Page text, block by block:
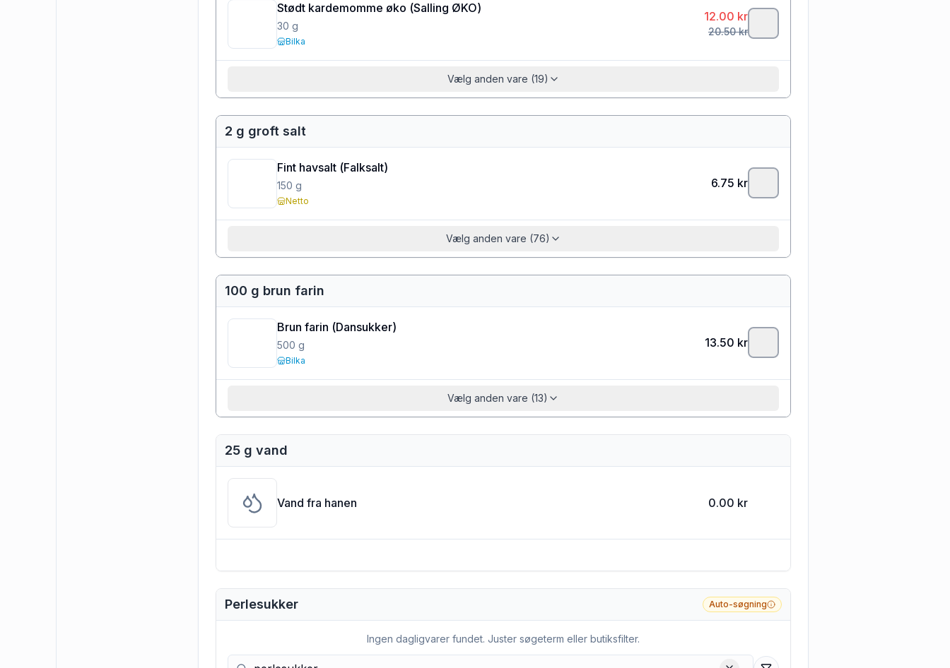
Stødt kardemomme øko (Salling ØKO)
30 g
Bilka
12.00 kr
20.50kr
Vælg anden vare (19)
2 g groft salt
Fint havsalt (Falksalt)
150 g
Netto
6.75 kr
Vælg anden vare (76)
100 g brun farin
Brun farin (Dansukker)
500 g
Bilka
13.50 kr
Vælg anden vare (13)
25 g vand
Vand fra hanen 0.00 kr
Perlesukker Auto-søgning
Ingen dagligvarer fundet. Juster søgeterm eller butiksfilter.